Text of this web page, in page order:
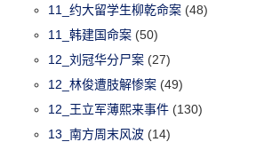
11_约大留学生柳乾命案 (48)
11_韩建国命案 (50)
12_刘冠华分尸案 (27)
12_林俊遭肢解惨案 (49)
12_王立军薄熙来事件 (130)
13_南方周末风波 (14)